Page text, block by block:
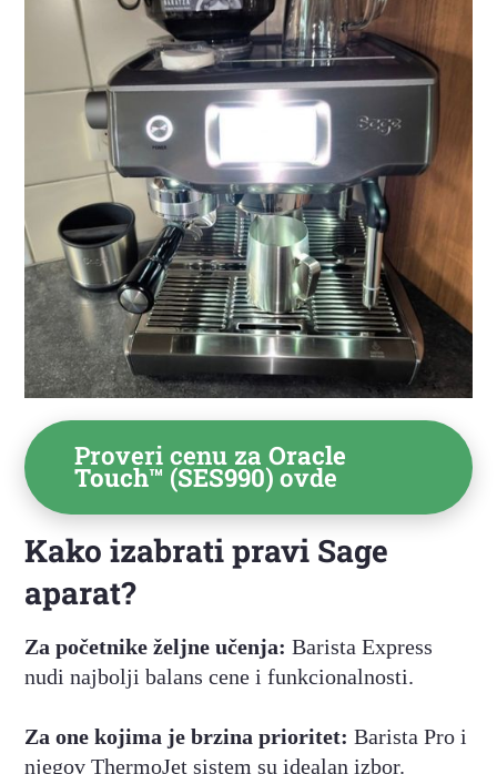
Proveri cenu zaOracle
Touch™ (SES990)ovde
Kako izabrati pravi Sage
aparat?
Za početnike željne učenja: Barista Express
nudi najbolji balans cene i funkcionalnosti.
Za one kojima je brzina prioritet:Barista Pro i
njegov ThermoJet sistem su idealan izbor.